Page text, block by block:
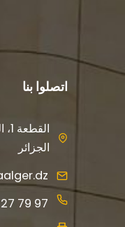
اتصلوا بنا
الجزائر
79 97